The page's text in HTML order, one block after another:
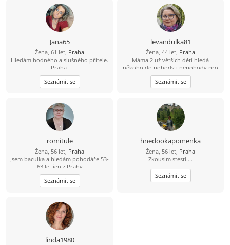
Jana65
Žena, 61 let, Praha
Hledám hodného a slušného přítele.
Praha.
Seznámit se
levandulka81
Žena, 44 let, Praha
Máma 2 už větších dětí hledá
někoho do pohody i nepohody pro
nás 3. Jsem poměrně akční, ale umím
i odpočívat. Ráda bych někoho kdo
chce opravdu vztah a nechce trávit
Seznámit se
romitule
Žena, 56 let, Praha
Jsem baculka a hledám pohodáře 53-
63 let jen z Prahy
Seznámit se
hnedookapomenka
Žena, 56 let, Praha
Zkousim stesti....
Seznámit se
linda1980